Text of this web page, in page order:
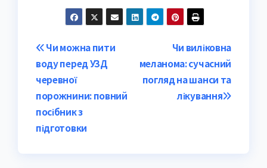
Post
navigation
Чи виліковна
меланома: сучасний
погляд на шанси та
лікування
Чи можна пити
воду перед УЗД
черевної
порожнини: повний
посібник з
підготовки